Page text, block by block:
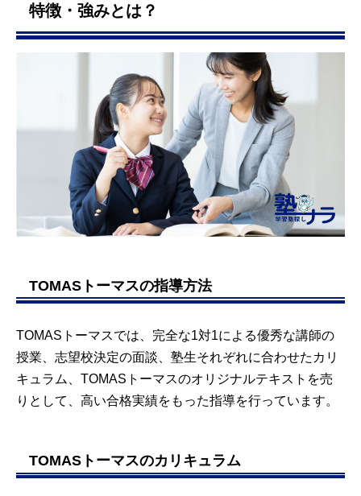
特徴・強みとは？
TOMASトーマスの指導方法
TOMASトーマスでは、完全な1対1による優秀な講師の
授業、志望校決定の面談、塾生それぞれに合わせたカリ
キュラム、TOMASトーマスのオリジナルテキストを売
りとして、高い合格実績をもった指導を行っています。
TOMASトーマスのカリキュラム